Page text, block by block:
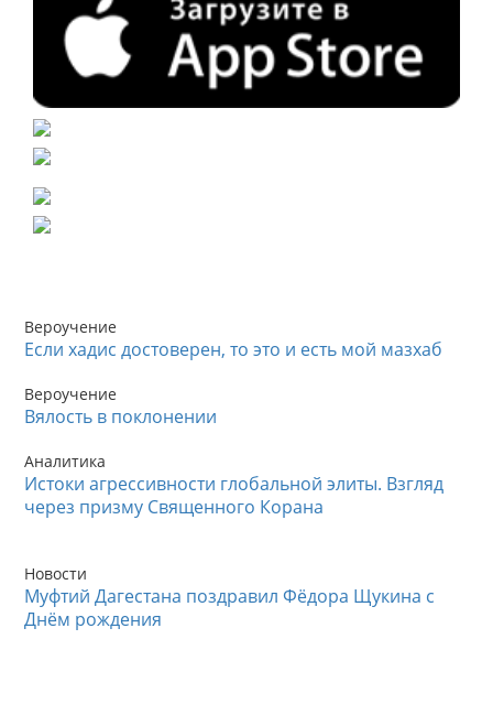
Вероучение
Если хадис достоверен, то это и есть мой мазхаб
Вероучение
Вялость в поклонении
Аналитика
Истоки агрессивности глобальной элиты. Взгляд
через призму Священного Корана
Новости
Муфтий Дагестана поздравил Фёдора Щукина с
Днём рождения